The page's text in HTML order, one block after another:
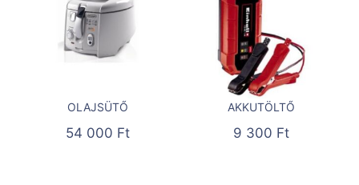
OLAJSÜTŐ
54 000 Ft
AKKUTÖLTŐ
9 300 Ft